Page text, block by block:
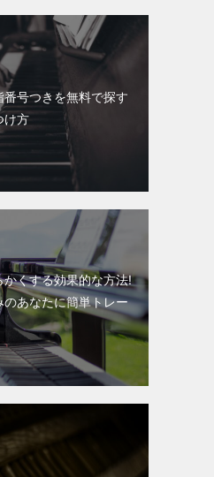
番号つきを無料で探す
け方
かくする効果的な方法!
あなたに簡単トレー